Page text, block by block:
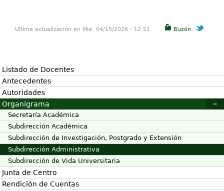
Buzón
Última actualización en Mié, 04/15/2026 - 12:51
Listado de Docentes
Antecedentes
Autoridades
Organigrama
Secretaría Académica
Subdirección Académica
Subdirección de Investigación, Postgrado y Extensión
Subdirección Administrativa
Subdirección de Vida Universitaria
Junta de Centro
Rendición de Cuentas